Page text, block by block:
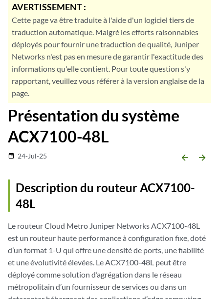
AVERTISSEMENT :
Cette page va être traduite à l'aide d'un logiciel tiers de
traduction automatique. Malgré les efforts raisonnables
déployés pour fournir une traduction de qualité, Juniper
Networks n'est pas en mesure de garantir l'exactitude des
informations qu'elle contient. Pour toute question s'y
rapportant, veuillez vous référer à la version anglaise de la
page.
Présentation du système
ACX7100-48L
date_range 24-Jul-25 arrow_backward arrow_forward
Description du routeur ACX7100-
48L
Le routeur Cloud Metro Juniper Networks ACX7100-48L
est un routeur haute performance à configuration fixe, doté
d’un format 1-U qui offre une densité de ports, une fiabilité
et une évolutivité élevées. Le ACX7100-48L peut être
déployé comme solution d’agrégation dans le réseau
métropolitain d’un fournisseur de services ou dans un